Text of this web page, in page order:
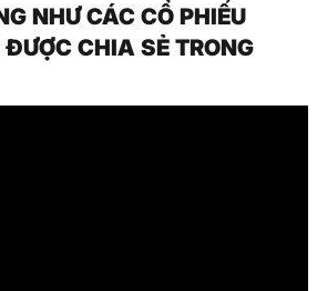
NHƯ CÁC CỔ PHIẾU
CHIA SẺ TRONG